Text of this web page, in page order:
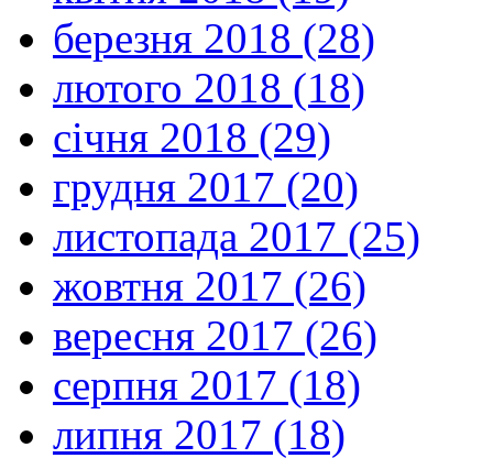
березня 2018 (28)
лютого 2018 (18)
січня 2018 (29)
грудня 2017 (20)
листопада 2017 (25)
жовтня 2017 (26)
вересня 2017 (26)
серпня 2017 (18)
липня 2017 (18)